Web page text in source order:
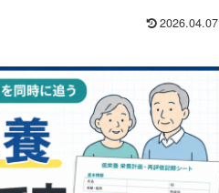
2026.04.07